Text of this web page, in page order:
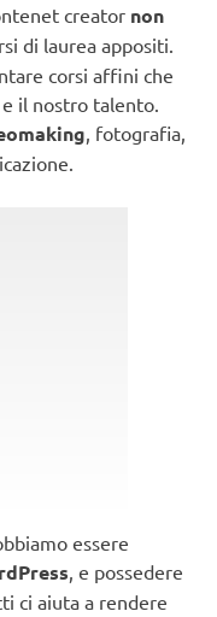
creator non
di laurea appositi.
corsi affini che
il nostro talento.
, fotografia,
essere
, e possedere
ci aiuta a rendere